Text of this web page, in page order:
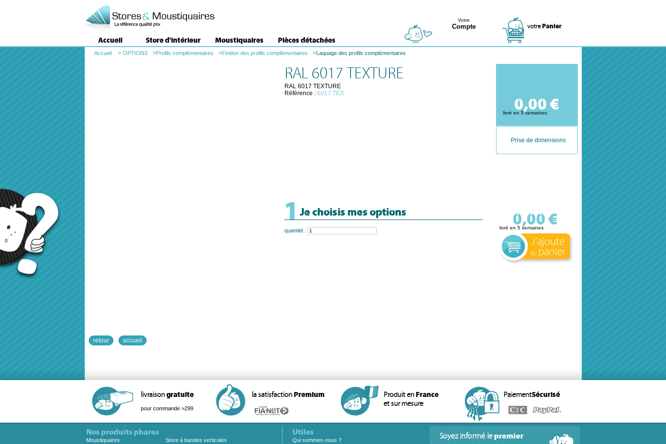
Votre
Compte votrePanier
Accueil Store d'intérieur Moustiquaires Pièces détachées
Accueil > OPTIONS >Profils complémentaires >Finition des profils complémentaires >Laquage des profils complémentaires
0,00 €
livré en 5 semaines
Prise de dimensions
RAL 6017 TEXTURE
RAL 6017 TEXTURE
Référence :6017 TEX
1Je choisis mes options
quantité :
0,00 €
livré en 5 semaines
retour accueil
livraisongratuite
pour commande >299
la satisfactionPremium Produit en France
et sur mesure
PaiementSécurisé
Soyez informé lepremier
Nos produits phares
Moustiquaires Store à bandes verticales
Utiles
Qui sommes-nous ?